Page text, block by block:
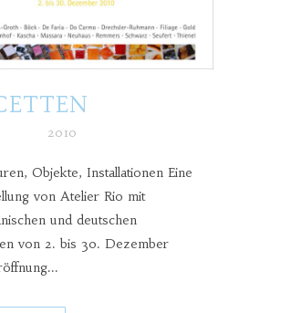
2010
Objekte, Installationen Eine
von Atelier Rio mit
und deutschen
von 2. bis 30. Dezember